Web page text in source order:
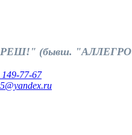
(бывш.
77-67